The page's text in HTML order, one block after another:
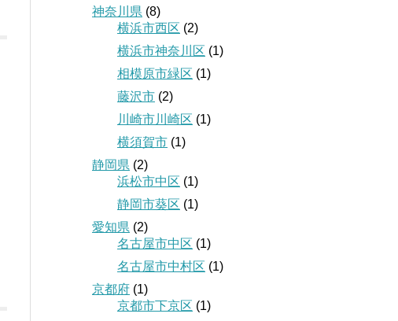
神奈川県 (8)
横浜市西区 (2)
横浜市神奈川区 (1)
相模原市緑区 (1)
藤沢市 (2)
川崎市川崎区 (1)
横須賀市 (1)
静岡県 (2)
浜松市中区 (1)
静岡市葵区 (1)
愛知県 (2)
名古屋市中区 (1)
名古屋市中村区 (1)
京都府 (1)
京都市下京区 (1)